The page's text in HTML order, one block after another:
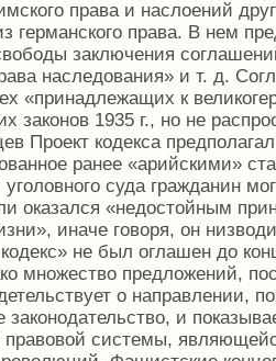
права и наслоений
германского права. В нем
заключения
наследования» и т. д.
«принадлежащих к
законов 1935 г., но не
Проект кодекса
ранее «арийскими»
уголовного суда гражданин
оказался «недостойным
иначе говоря, он
не был оглашен до
множество предложений,
о направлении,
и
правовой системы,